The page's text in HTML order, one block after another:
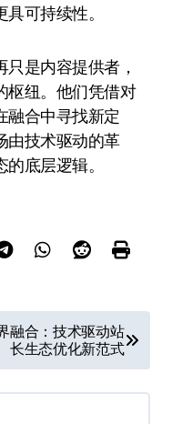
可持续性。
是内容提供者，
枢纽。他们凭借对
融合中寻找新定
由技术驱动的革
底层逻辑。
融合：技术驱动站
长生态优化新范式